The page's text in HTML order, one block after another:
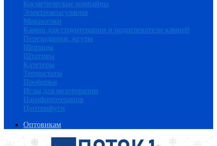
Косметические комбайны
Электрокоагуляция
Микротоки
Камни для стоунтерапии и подогреватели камней
Переходники, жгуты
Шприцы
Штативы
Катетеры
Термостаты
Пробирки
Иглы для мезотерапии
Парафинотерапия
Центрифуги
Оптовикам